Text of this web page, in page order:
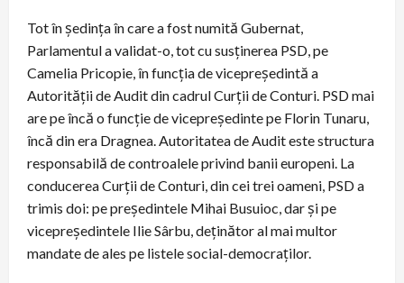
Tot în ședința în care a fost numită Gubernat,
Parlamentul a validat-o, tot cu susținerea PSD, pe
Camelia Pricopie, în funcția de vicepreședintă a
Autorității de Audit din cadrul Curții de Conturi. PSD mai
are pe încă o funcție de vicepreședinte pe Florin Tunaru,
încă din era Dragnea. Autoritatea de Audit este structura
responsabilă de controalele privind banii europeni. La
conducerea Curții de Conturi, din cei trei oameni, PSD a
trimis doi: pe președintele Mihai Busuioc, dar și pe
vicepreședintele Ilie Sârbu, deținător al mai multor
mandate de ales pe listele social-democraților.